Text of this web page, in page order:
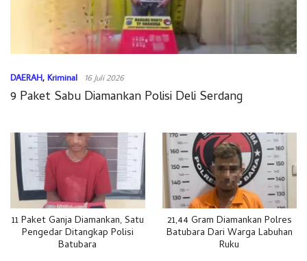
DAERAH, Kriminal 16 Juli 2026
9 Paket Sabu Diamankan Polisi Deli Serdang
11 Paket Ganja Diamankan, Satu
Pengedar Ditangkap Polisi
Batubara
21,44 Gram Diamankan Polres
Batubara Dari Warga Labuhan
Ruku